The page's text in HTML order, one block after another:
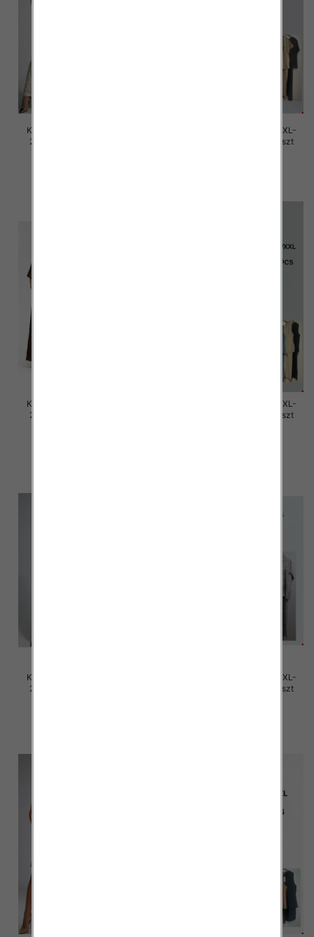
Komplet damskie Roz M/L-XL-
2XL, Mix Kolor Paczka 12 szt
Komplet damskie Roz M/L-XL-
2XL, Mix Kolor Paczka 12 szt
Komplet damskie Roz M/L-XL-
2XL, Mix Kolor Paczka 12 szt
Komplet damskie Roz M/L-XL-
2XL, Mix Kolor Paczka 12 szt
Komplet damskie Roz M/L-XL-
2XL, Mix Kolor Paczka 12 szt
Komplet damskie Roz M/L-XL-
2XL, Mix Kolor Paczka 12 szt